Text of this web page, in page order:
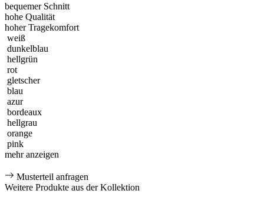
bequemer Schnitt
hohe Qualität
hoher Tragekomfort
weiß
dunkelblau
hellgrün
rot
gletscher
blau
azur
bordeaux
hellgrau
orange
pink
mehr anzeigen
Musterteil anfragen
Weitere Produkte aus der Kollektion